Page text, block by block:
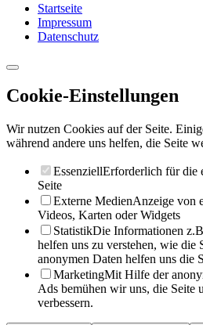
Startseite
Impressum
Datenschutz
Cookie-Einstellungen
Wir nutzen Cookies auf der Seite.
während andere uns helfen, die Seite
EssenziellErforderlich für die
Seite
Externe MedienAnzeige von
Videos, Karten oder Widgets
StatistikDie Informationen
helfen uns zu verstehen, wie die
anonymen Daten helfen uns die
MarketingMit Hilfe der
Ads bemühen wir uns, die Seite
verbessern.